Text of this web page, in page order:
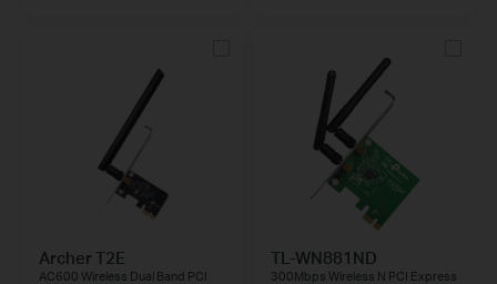
Archer T2E
AC600 Wireless Dual Band PCI
TL-WN881ND
300Mbps Wireless N PCI Express